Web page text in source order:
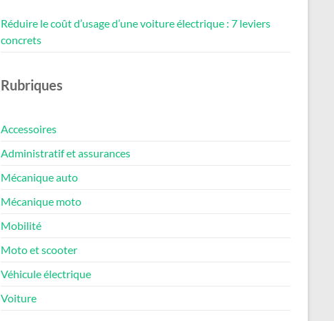
Réduire le coût d’usage d’une voiture électrique : 7 leviers
concrets
Rubriques
Accessoires
Administratif et assurances
Mécanique auto
Mécanique moto
Mobilité
Moto et scooter
Véhicule électrique
Voiture